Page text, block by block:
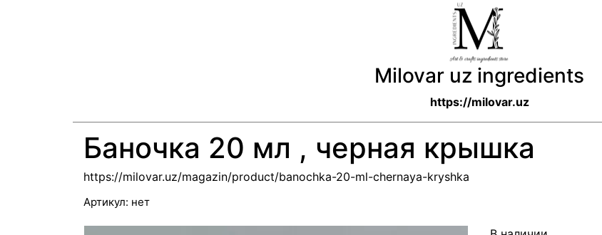
Milovar uz ingredients
https://milovar.uz
Баночка 20 мл , черная крышка
https://milovar.uz/magazin/product/banochka-20-ml-chernaya-kryshka
Артикул: нет